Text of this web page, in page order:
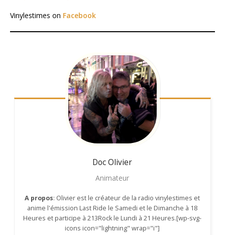
Vinylestimes on Facebook
Doc Olivier
Animateur
A propos: Olivier est le créateur de la radio vinylestimes et
anime l'émission Last Ride le Samedi et le Dimanche à 18
Heures et participe à 213Rock le Lundi à 21 Heures.[wp-svg-
icons icon="lightning" wrap="i"]